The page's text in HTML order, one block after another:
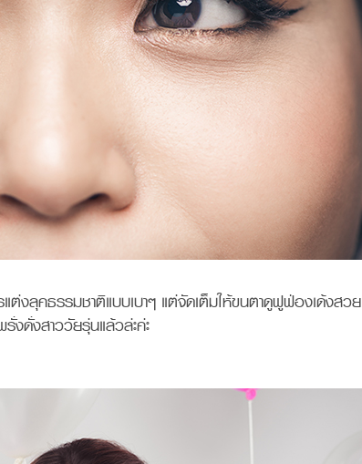
ต่งลุคธรรมชาติแบบเบาๆ แต่จัดเต็มให้ขนตาดูฟูฟ่องเด้งสวย
งดั่งสาววัยรุ่นแล้วล่ะค่ะ